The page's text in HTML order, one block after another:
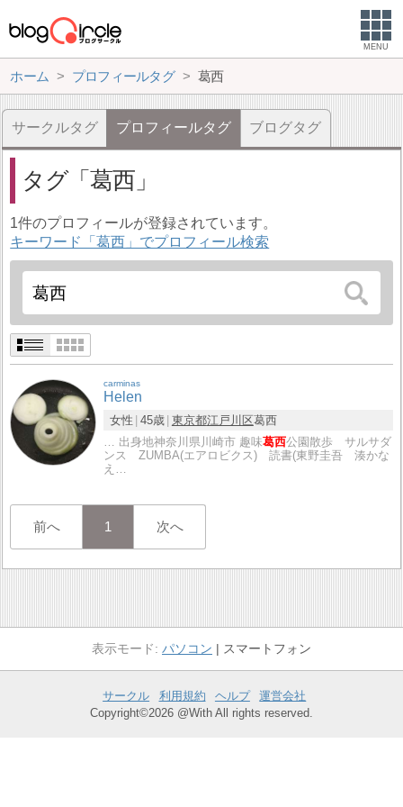
MENU
ホーム プロフィールタグ 葛西
サークルタグ プロフィールタグ ブログタグ
タグ 葛西
1件のプロフィールが登録されています。
キーワード「葛西」でプロフィール検索
carminas
Helen
女性 45歳 東京都江戸川区葛西
… 出身地神奈川県川崎市 趣味葛西公園散歩 サルサダ
ンス ZUMBA(エアロビクス) 読書(東野圭吾 湊かな
え…
前へ 1 次へ
パソコン スマートフォン
サークル 利用規約 ヘルプ
運営会社
Copyright©2026 @With All rights reserved.